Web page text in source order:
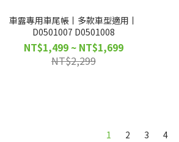
車露專用車尾帳丨多款車型適用丨
D0501007 D0501008
NT$1,499 ~ NT$1,699
NT$2,299
1 2 3 4